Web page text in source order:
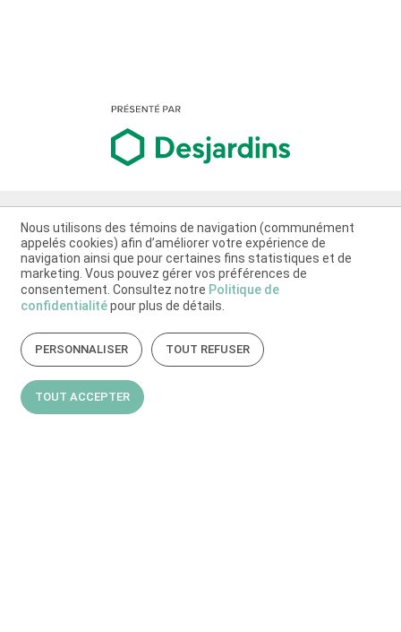
Nous utilisons des témoins de navigation (communément
appelés cookies) afin d’améliorer votre expérience de
navigation ainsi que pour certaines fins statistiques et de
marketing. Vous pouvez gérer vos préférences de
consentement. Consultez notre Politique de
confidentialitépour plus de détails.
PERSONNALISER TOUT REFUSER
TOUT ACCEPTER